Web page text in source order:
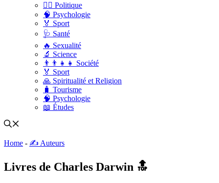
👨‍⚖️ Politique
🧠 Psychologie
🏅 Sport
🩺 Santé
🔥 Sexualité
🔬 Science
👨‍👨‍👧‍👧 Société
🏅 Sport
🙏 Spiritualité et Religion
🧳 Tourisme
🧠 Psychologie
📖 Études
Home - ✍️ Auteurs
Livres de Charles Darwin 🔝